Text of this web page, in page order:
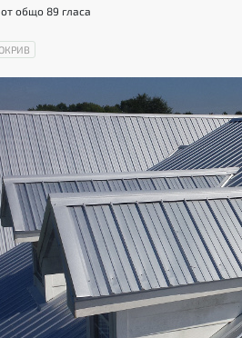
общо 89 гласа